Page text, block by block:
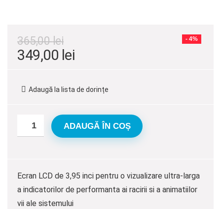
- 4%
365,00lei
Prețul
a
fost:
365,00 lei.
349,00 lei
este:
349,00 lei.
Adaugă la lista de dorințe
ADAUGĂ ÎN COȘ
Ecran LCD de 3,95 inci pentru o vizualizare ultra-larga
a indicatorilor de performanta ai racirii si a animatiilor
vii ale sistemului